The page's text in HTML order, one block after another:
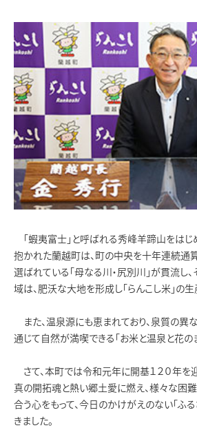
「蝦夷富士」と呼ばれる秀峰羊蹄山をはじ
抱かれた蘭越町は、町の中央を十年連続通
選ばれている「母なる川・尻別川」が貫流し
域は、肥沃な大地を形成し「らんこし米」の生
また、温泉源にも恵まれており、泉質の異
通じて自然が満喫できる「お米と温泉と花のま
さて、本町では令和元年に開基１２０年を
真の開拓魂と熱い郷土愛に燃え、様々な困
合う心をもって、今日のかけがえのない「ふ
きました。